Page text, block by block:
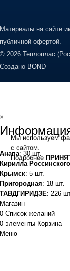
Материалы на сайте
публичной офертой.
© 2026 Теплоплас
Создано BOND
Мы используем
с сайтом.
Подробнее
×
Анапа: 30 шт.
Кирилла Россинского
Крымск: 5 шт.
Пригородная: 18 шт.
ТАВДГИРИДЗЕ: 226
Магазин
0 Список желаний
0 элементы Корзина
Меню